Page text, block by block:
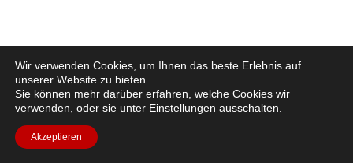
Wir verwenden Cookies, um Ihnen das beste Erlebnis auf
unserer Website zu bieten.
Sie können mehr darüber erfahren, welche Cookies wir
verwenden, oder sie unter Einstellungen ausschalten.
Akzeptieren